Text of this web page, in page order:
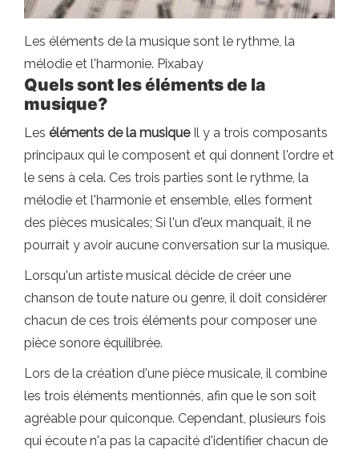
Les éléments de la musique sont le rythme, la
mélodie et l'harmonie. Pixabay
Quels sont les éléments de la
musique?
Les éléments de la musiqueIl y a trois composants
principaux qui le composent et qui donnent l'ordre et
le sens à cela. Ces trois parties sont le rythme, la
mélodie et l'harmonie et ensemble, elles forment
des pièces musicales; Si l'un d'eux manquait, il ne
pourrait y avoir aucune conversation sur la musique.
Lorsqu'un artiste musical décide de créer une
chanson de toute nature ou genre, il doit considérer
chacun de ces trois éléments pour composer une
pièce sonore équilibrée.
Lors de la création d'une pièce musicale, il combine
les trois éléments mentionnés, afin que le son soit
agréable pour quiconque. Cependant, plusieurs fois
qui écoute n'a pas la capacité d'identifier chacun de